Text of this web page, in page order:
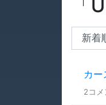
カー
2コメ